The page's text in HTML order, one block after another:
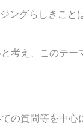
ングらしきこと
考え、このテー
の質問等を中